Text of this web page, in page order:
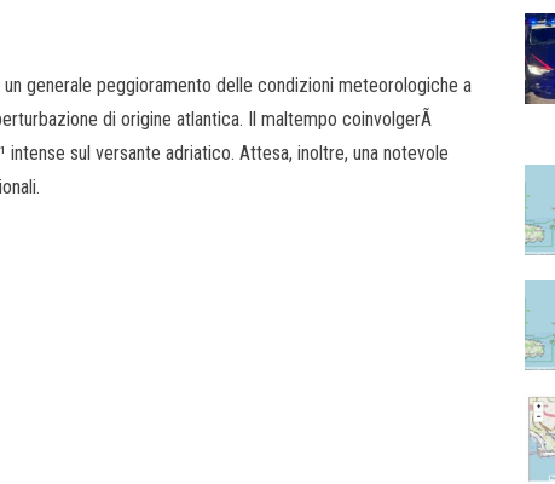
generale peggioramento delle condizioni meteorologiche a
di origine atlantica. Il maltempo coinvolgerÃ
sul versante adriatico. Attesa, inoltre, una notevole